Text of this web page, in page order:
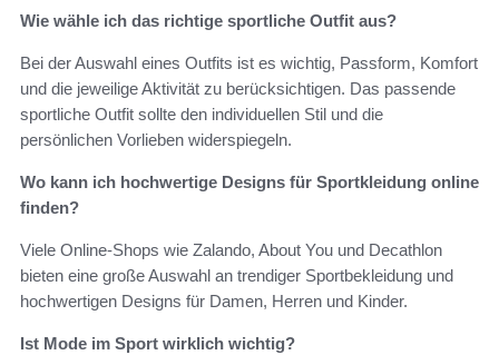
Wie wähle ich das richtige sportliche Outfit aus?
Bei der Auswahl eines Outfits ist es wichtig, Passform, Komfort
und die jeweilige Aktivität zu berücksichtigen. Das passende
sportliche Outfit sollte den individuellen Stil und die
persönlichen Vorlieben widerspiegeln.
Wo kann ich hochwertige Designs für Sportkleidung online
finden?
Viele Online-Shops wie Zalando, About You und Decathlon
bieten eine große Auswahl an trendiger Sportbekleidung und
hochwertigen Designs für Damen, Herren und Kinder.
Ist Mode im Sport wirklich wichtig?